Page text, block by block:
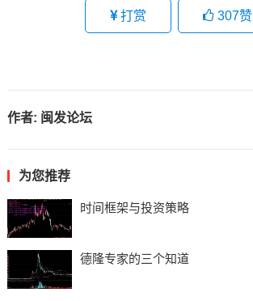
打赏 307赞
作者: 闽发论坛
为您推荐
时间框架与投资策略
德隆专家的三个知道